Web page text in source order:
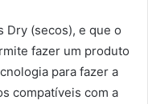
Dry (secos), e que o
fazer um produto
para fazer a
compatíveis com a